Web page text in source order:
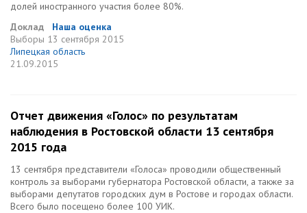
долей иностранного участия более 80%.
Доклад
Наша оценка
Выборы 13 сентября 2015
Липецкая область
21.09.2015
Отчет движения «Голос» по результатам
наблюдения в Ростовской области 13 сентября
2015 года
13 сентября представители «Голоса» проводили общественный
контроль за выборами губернатора Ростовской области, а также за
выборами депутатов городских дум в Ростове и городах области.
Всего было посещено более 100 УИК.